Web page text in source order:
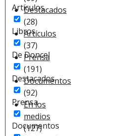
Artículos
Libros
De Doncel
Destacados
Prensa
Documentos
Destacados
(28)
Artículos
(37)
Prensa
(191)
Documentos
(92)
En los
medios
(127)